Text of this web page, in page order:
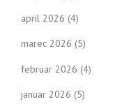
april 2026 (4)
marec 2026 (5)
februar 2026 (4)
januar 2026 (5)